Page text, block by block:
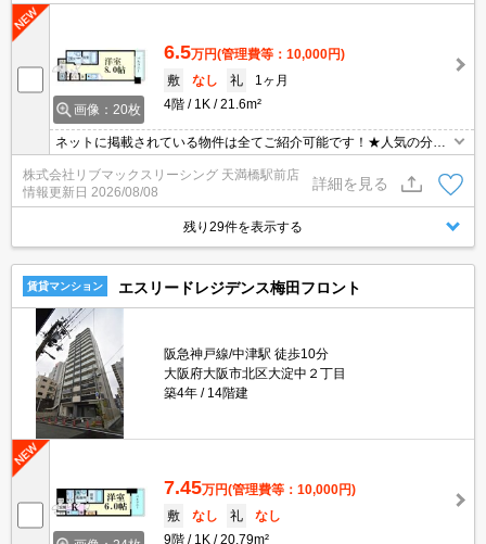
在籍★内見代行・写真撮影/動画撮影/WEB契約等来店不要でご契約
画像：20枚
6.5万円(管理費等：10,000円)
敷
なし 礼
1ヶ月
4階
1K 21.6m²
ネットに掲載されている物件は全てご紹介可能です！★人気の分譲
型マンション★インターネット無料★初期費用クレジット決済可能
★弊社は天満橋駅前店、新大阪駅前店、梅田店、江坂店、四ツ橋店
ご希望の店舗でご対応可能です★女性スタッフ・ベテランスタッフ
在籍★内見代行・写真撮影/動画撮影/WEB契約等来店不要でご契約
株式会社リブマックスリーシング 天満橋駅前店
情報更新日 2026/08/08
詳細を見る
残り29件を表示する
賃貸マンション エスリードレジデンス梅田フロント
阪急神戸線/中津駅 徒歩10分
大阪府大阪市北区大淀中２丁目
築4年
14階建
7.45万円(管理費等：10,000円)
敷
なし 礼
なし
9階
1K 20.79m²